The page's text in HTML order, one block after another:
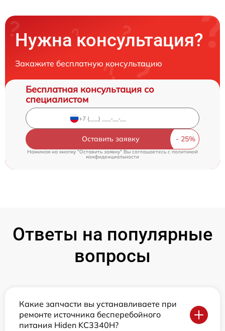
Нужна консультация?
Закажите бесплатную консультацию
Бесплатная консультация со
специалистом
Оставить заявку
Нажимая на кнопку "Оставить заявку" Вы соглашаетесь c политикой
конфиденциальности
Ответы на популярные
вопросы
Какие запчасти вы устанавливаете при
ремонте источника бесперебойного
питания Hiden KC3340H?